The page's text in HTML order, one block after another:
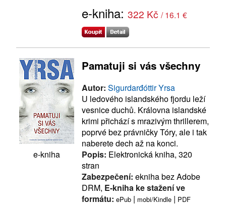
e-kniha: 322 Kč / 16.1 €
e-kniha
Pamatuji si vás všechny
Autor: Sigurdarđóttir Yrsa
U ledového islandského fjordu leží
vesnice duchů. Královna islandské
krimi přichází s mrazivým thrillerem,
poprvé bez právničky Tóry, ale i tak
naberete dech až na konci.
Popis: Elektronická kniha, 320
stran
Zabezpečení: ekniha bez Adobe
DRM, E-kniha ke stažení ve
formátu: ePub | mobi/Kindle | PDF